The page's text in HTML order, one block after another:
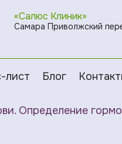
«Салюс Клиник»
Самара Приволжский
лист Блог
Определение